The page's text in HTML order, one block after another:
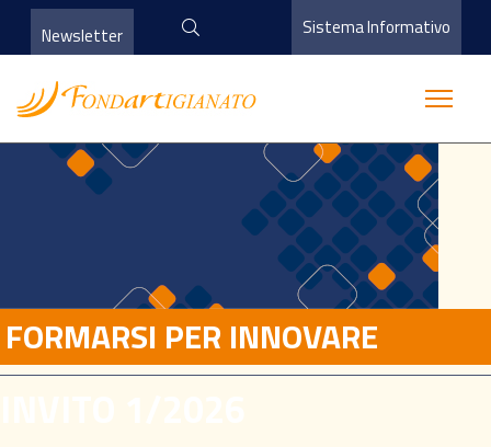
Newsletter Sistema Informativo
FORMARSI PER INNOVARE